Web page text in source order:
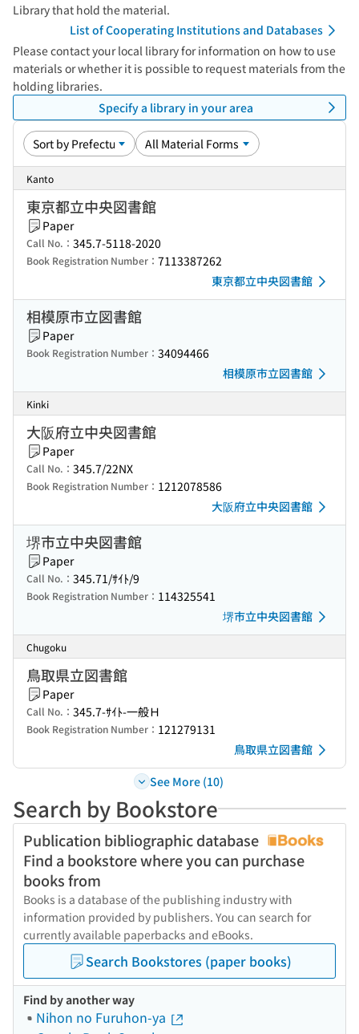
Library that hold the material.
List of Cooperating Institutions and Databases
Please contact your local library for information on how to use
materials or whether it is possible to request materials from the
holding libraries.
Specify a library in your area
Kanto
東京都立中央図書館
Paper
Call No.： 345.7-5118-2020
Book Registration Number： 7113387262
東京都立中央図書館
相模原市立図書館
Paper
Book Registration Number： 34094466
相模原市立図書館
Kinki
大阪府立中央図書館
Paper
Call No.： 345.7/22NX
Book Registration Number： 1212078586
大阪府立中央図書館
堺市立中央図書館
Paper
Call No.： 345.71/ｻｲﾄ/9
Book Registration Number： 114325541
堺市立中央図書館
Chugoku
鳥取県立図書館
Paper
Call No.： 345.7-ｻｲﾄ-一般Ｈ
Book Registration Number： 121279131
鳥取県立図書館
See More (10)
Search by Bookstore
Publication bibliographic database
Find a bookstore where you can purchase
books from
Books is a database of the publishing industry with
information provided by publishers. You can search for
currently available paperbacks and eBooks.
Search Bookstores (paper books)
Find by another way
Nihon no Furuhon-ya